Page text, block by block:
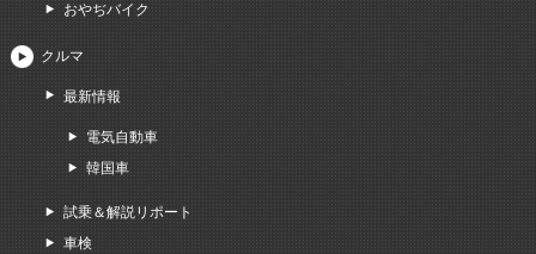
おやぢバイク
クルマ
最新情報
電気自動車
韓国車
試乗＆解説リポート
車検